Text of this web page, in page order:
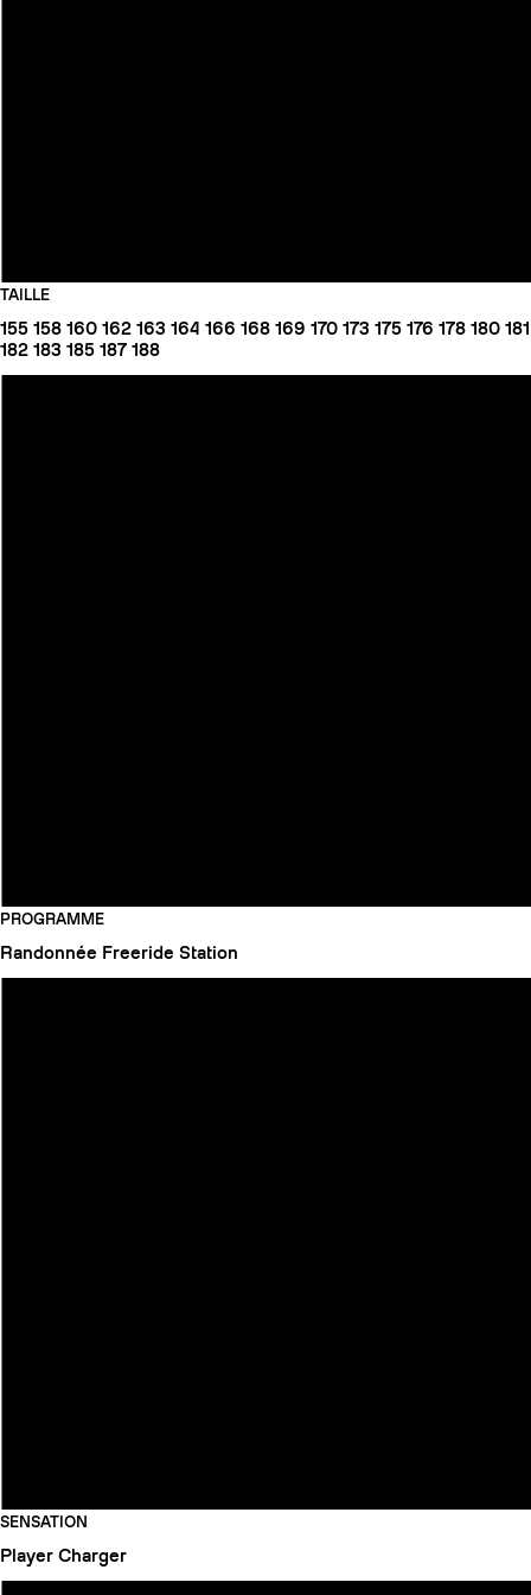
TAILLE
155 158 160 162 163 164 166 168 169 170 173 175 176 178 180 181
182 183 185 187 188
PROGRAMME
Randonnée Freeride Station
SENSATION
Player Charger